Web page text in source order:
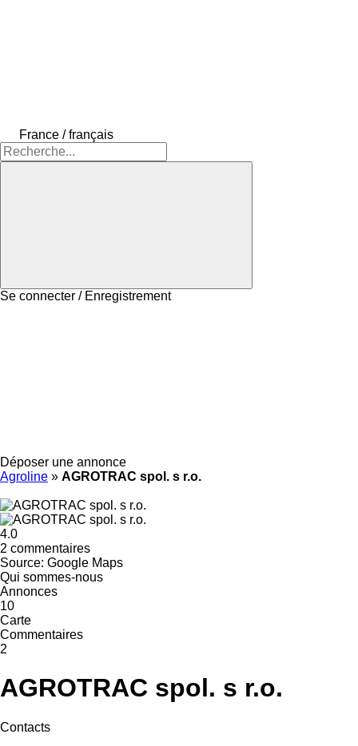
France / français
Se connecter / Enregistrement
Déposer une annonce
Agroline » AGROTRAC spol. s r.o.
4.0
2 commentaires
Source: Google Maps
Qui sommes-nous
Annonces
10
Carte
Commentaires
2
AGROTRAC spol. s r.o.
Contacts